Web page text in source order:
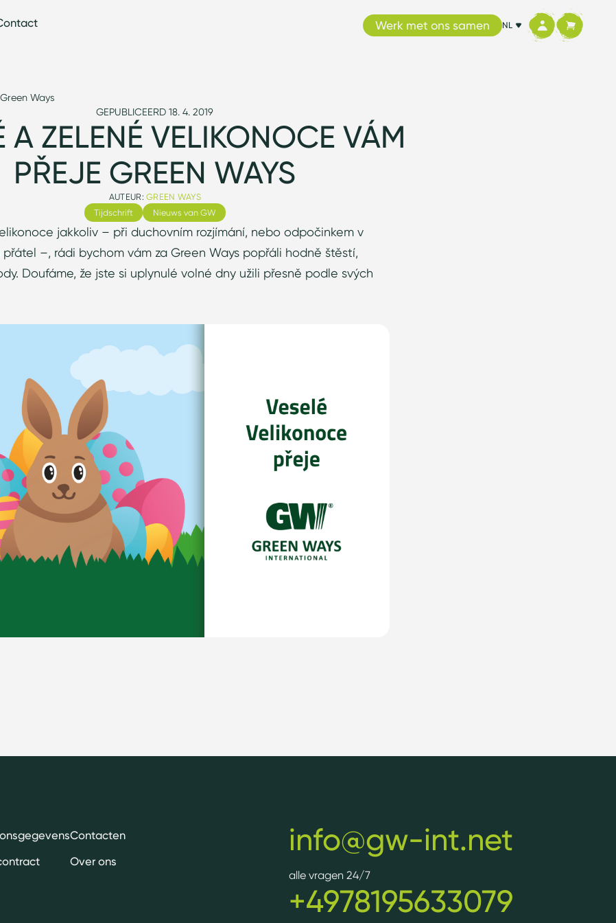
Werk met ons samen NL
Ways
GEPUBLICEERD 18. 4. 2019
A ZELENÉ VELIKONOCE VÁM
PŘEJE GREEN WAYS
AUTEUR:GREEN WAYS
Tijdschrift
Nieuws van GW
jakkoliv – při duchovním rozjímání, nebo odpočinkem v
přátel –, rádi bychom vám za Green Ways popřáli hodně štěstí,
Doufáme, že jste si uplynulé volné dny užili přesně podle svých
Contacten
Over ons
info@gw-int.net
alle vragen 24/7
+4978195633079